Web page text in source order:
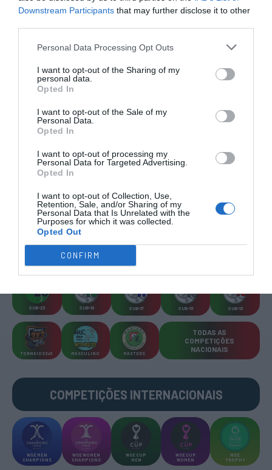
Downstream Participants that may further disclose it to other
Personal Data Processing Opt Outs
I want to opt-out of the Sharing of my
personal data.
Opted In
I want to opt-out of the Sale of my
Personal Data.
Opted In
I want to opt-out of processing my
Personal Data for Targeted Advertising.
Opted In
I want to opt-out of Collection, Use,
Retention, Sale, and/or Sharing of my
Personal Data that Is Unrelated with the
Purposes for which it was collected.
Opted Out
CONFIRM
RESULTADOS
RESULTADOS
COMPETIÇÕESNACIONAIS
2ª
DIVISÃO
SUB-23 SUB-19 SUB-17 SUB-15 SUB-13
TORNEIOS 3x3 MASCULINO MASTERS
TODAS AS
COMPETIÇÕES
NACIONAIS
COMPETIÇÕES INTERNACIONAIS
WSE MEN
CHAMPIONS
WSE WOMEN
CHAMPIONS
WSE CUP
MEN
WSE CUP
WOMEN
WSE
TROPHY